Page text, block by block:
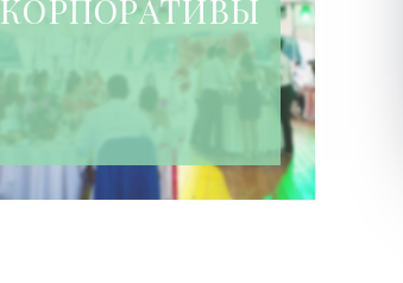
КОРПОРАТИВЫ